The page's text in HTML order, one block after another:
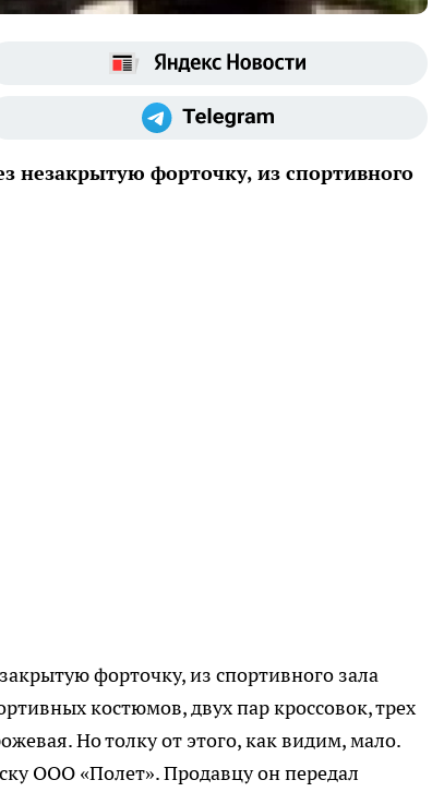
незакрытую форточку, из спортивного
форточку, из спортивного зала
костюмов, двух пар кроссовок, трех
Но толку от этого, как видим, мало.
ООО «Полет». Продавцу он передал